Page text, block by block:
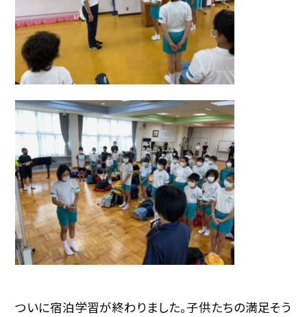
ついに宿泊学習が終わりました。子供たちの満足そう